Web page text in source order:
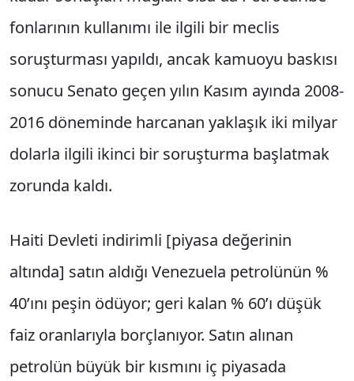
fonlarının kullanımı ile ilgili bir meclis
soruşturması yapıldı, ancak kamuoyu baskısı
sonucu Senato geçen yılın Kasım ayında 2008-
2016 döneminde harcanan yaklaşık iki milyar
dolarla ilgili ikinci bir soruşturma başlatmak
zorunda kaldı.
Haiti Devleti indirimli [piyasa değerinin
altında] satın aldığı Venezuela petrolünün %
40’ını peşin ödüyor; geri kalan % 60’ı düşük
faiz oranlarıyla borçlanıyor. Satın alınan
petrolün büyük bir kısmını iç piyasada